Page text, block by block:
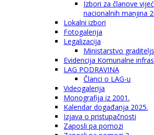
Izbori za članove
nacionalnih manjina
Lokalni izbori
Fotogalerija
Legalizacija
Ministarstvo
Evidencija Komunalne
LAG PODRAVINA
Članci o LAG-u
Videogalerija
Monografija iz 2001.
Kalendar događanja 2025.
Izjava o pristupačnosti
Zaposli pa pomozi